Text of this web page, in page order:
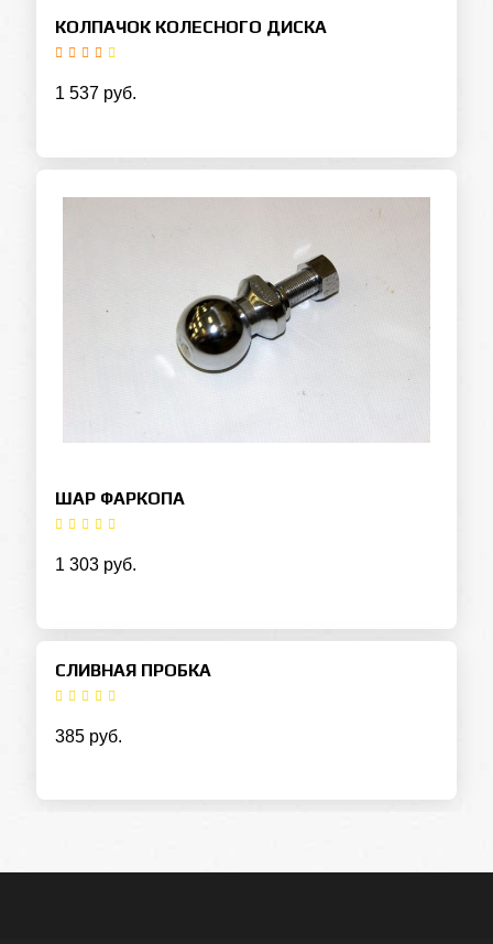
КОЛПАЧОК КОЛЕСНОГО ДИСКА
1 537 руб.
ШАР ФАРКОПА
1 303 руб.
СЛИВНАЯ ПРОБКА
385 руб.